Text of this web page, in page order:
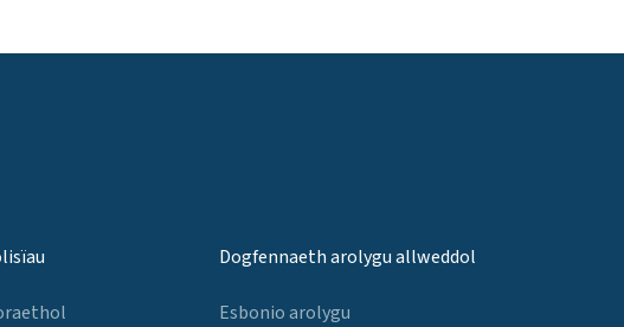
Dogfennaeth arolygu allweddol
Esbonio arolygu